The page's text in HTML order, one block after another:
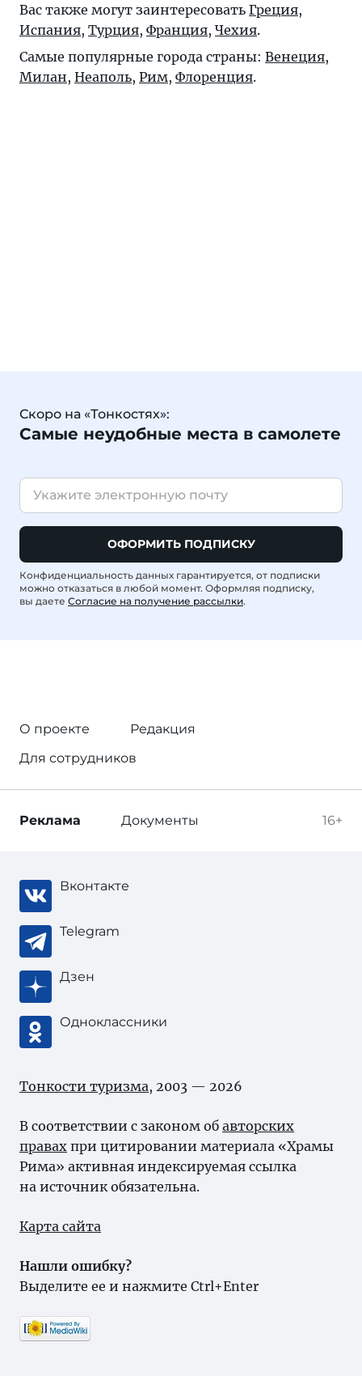
Вас также могут заинтересовать Греция,
Испания, Турция, Франция, Чехия.
Самые популярные города страны: Венеция,
Милан, Неаполь, Рим, Флоренция.
Скоро на «Тонкостях»:
Самые неудобные места в самолете
ОФОРМИТЬ ПОДПИСКУ
Конфиденциальность данных гарантируется, от подписки
можно отказаться в любой момент. Оформляя подписку,
вы даете Согласие на получение рассылки.
О проекте
Редакция
Для сотрудников
16+
Реклама Документы
Вконтакте
Telegram
Дзен
Одноклассники
Тонкости туризма, 2003 — 2026
В соответствии с законом об авторских
правах при цитировании материала «Храмы
Рима» активная индексируемая ссылка
на источник обязательна.
Карта сайта
Нашли ошибку?
Выделите ее и нажмите Ctrl+Enter